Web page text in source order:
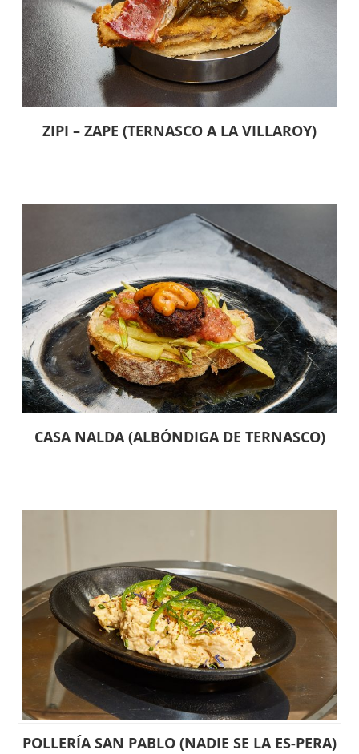
ZIPI – ZAPE (TERNASCO A LA VILLAROY)
CASA NALDA (ALBÓNDIGA DE TERNASCO)
POLLERÍA SAN PABLO (NADIE SE LA ES-PERA)